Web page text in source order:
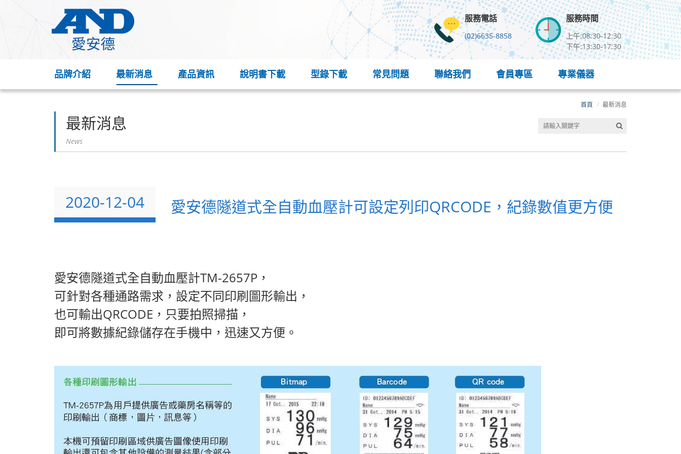
服務電話
(02)6635-8858
服務時間
上午:08:30-12:30
下午:13:30-17:30
品牌介紹 最新消息 產品資訊 說明書下載 型錄下載 常見問題 聯絡我們 會員專區 專業儀器
首頁 最新消息
最新消息
News
2020-12-04 愛安德隧道式全自動血壓計可設定列印QRCODE，紀錄數值更方便
愛安德隧道式全自動血壓計TM-2657P，
可針對各種通路需求，設定不同印刷圖形輸出，
也可輸出QRCODE，只要拍照掃描，
即可將數據紀錄儲存在手機中，迅速又方便。